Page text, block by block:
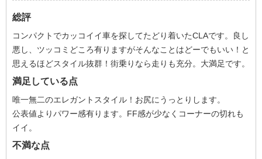
総評
コンパクトでカッコイイ車を探してたどり着いたCLAです。良し
悪し、ツッコミどころ有りますがそんなことはどーでもいい！と
思えるほどスタイル抜群！街乗りなら走りも充分。大満足です。
満足している点
唯一無二のエレガントスタイル！お尻にうっとりします。
公表値よりパワー感有ります。FF感が少なくコーナーの切れも
イイ。
不満な点